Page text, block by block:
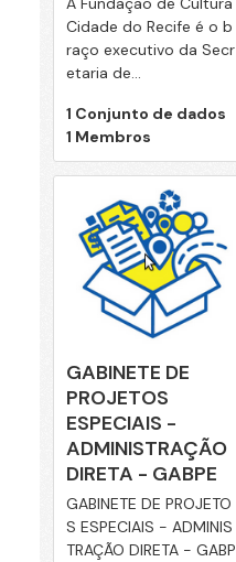
Cidade do Recife é o b
raço executivo da Secr
etaria de...
1 Conjunto de dados
1 Membros
GABINETE DE
PROJETOS
ESPECIAIS -
ADMINISTRAÇÃO
DIRETA - GABPE
GABINETE DE PROJETO
S ESPECIAIS - ADMINIS
TRAÇÃO DIRETA - GABP